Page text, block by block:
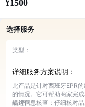
¥1500
选择服务
类型：
详细服务方案说明：
此产品是针对西班牙EPR
的情况。它可帮助商家完
规运营。
品牌信息核查：仔细核对